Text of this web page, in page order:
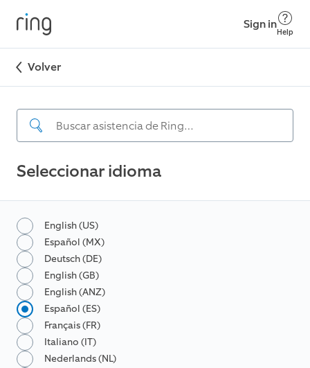
Sign in
Help
Volver
Seleccionar idioma
English (US)
Español (MX)
Deutsch (DE)
English (GB)
English (ANZ)
Español (ES)
Français (FR)
Italiano (IT)
Nederlands (NL)